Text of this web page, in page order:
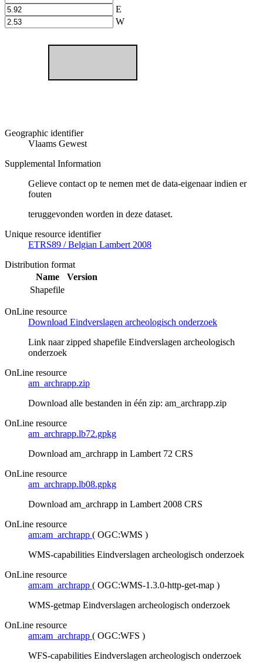
E
W
Geographic identifier
Vlaams Gewest
Supplemental Information
Gelieve contact op te nemen met de data-eigenaar indien er
fouten
teruggevonden worden in deze dataset.
Unique resource identifier
ETRS89 / Belgian Lambert 2008
Distribution format
Name
Version
Shapefile
OnLine resource
Download Eindverslagen archeologisch onderzoek
Link naar zipped shapefile Eindverslagen archeologisch
onderzoek
OnLine resource
am_archrapp.zip
Download alle bestanden in één zip: am_archrapp.zip
OnLine resource
am_archrapp.lb72.gpkg
Download am_archrapp in Lambert 72 CRS
OnLine resource
am_archrapp.lb08.gpkg
Download am_archrapp in Lambert 2008 CRS
OnLine resource
am:am_archrapp ( OGC:WMS )
WMS-capabilities Eindverslagen archeologisch onderzoek
OnLine resource
am:am_archrapp ( OGC:WMS-1.3.0-http-get-map )
WMS-getmap Eindverslagen archeologisch onderzoek
OnLine resource
am:am_archrapp ( OGC:WFS )
WFS-capabilities Eindverslagen archeologisch onderzoek